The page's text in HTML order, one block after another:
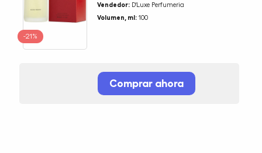
-21%
Vendedor: D'Luxe Perfumeria
Volumen, ml: 100
Comprar ahora